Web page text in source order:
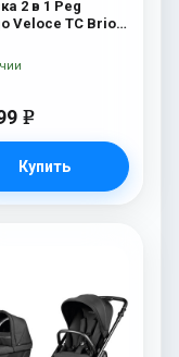
2 в 1 Peg
Veloce TC Brio
e
Купить